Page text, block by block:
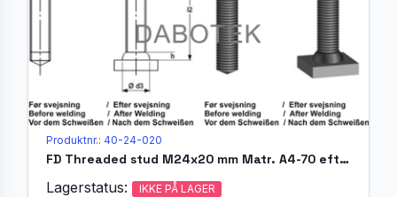
Produktnr.: 40-24-020
FD Threaded stud M24x20 mm Matr. A4-70 efter EN ISO 13918
Lagerstatus: IKKE PÅ LAGER